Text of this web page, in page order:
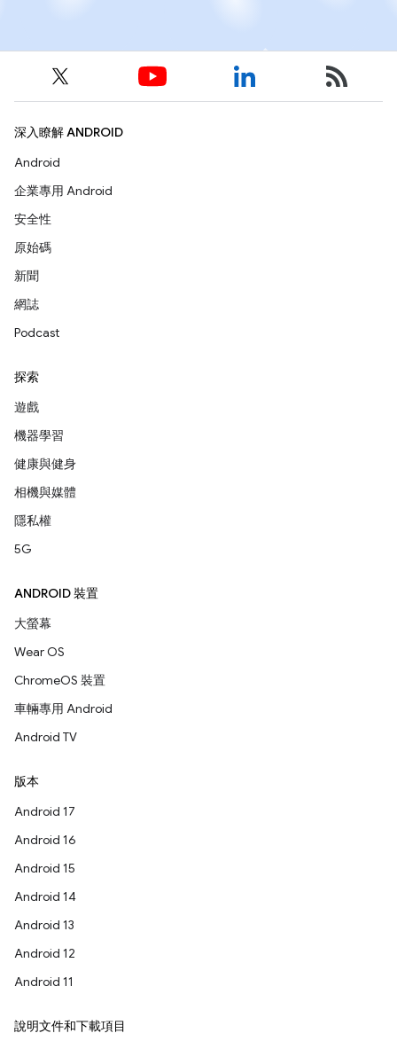
深入瞭解 ANDROID
Android
企業專用 Android
安全性
原始碼
新聞
網誌
Podcast
探索
遊戲
機器學習
健康與健身
相機與媒體
隱私權
5G
ANDROID 裝置
大螢幕
Wear OS
ChromeOS 裝置
車輛專用 Android
Android TV
版本
Android 17
Android 16
Android 15
Android 14
Android 13
Android 12
Android 11
說明文件和下載項目